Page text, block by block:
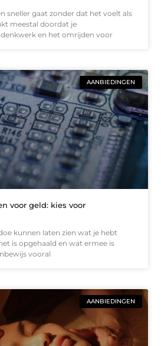
sneller gaat zonder dat het voelt als
meestal doordat je
en het omrijden voor
AANBIEDINGEN
voor geld: kies voor
kunnen laten zien wat je hebt
is opgehaald en wat ermee is
vooral
AANBIEDINGEN